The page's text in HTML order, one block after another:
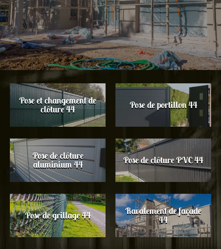
Pose et changement de
clôture 44 Pose de portillon 44
Pose de clôture
aluminium 44 Pose de clôture PVC 44
Pose de grillage 44 Ravalement de façade
44